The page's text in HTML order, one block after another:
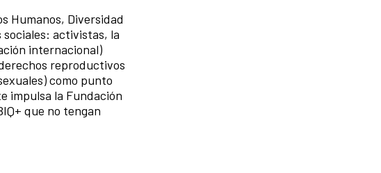
Humanos, Diversidad
activistas, la
internacional)
reproductivos
como punto
impulsa la Fundación
que no tengan